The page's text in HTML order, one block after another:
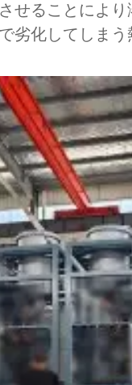
せることによ
劣化してしま